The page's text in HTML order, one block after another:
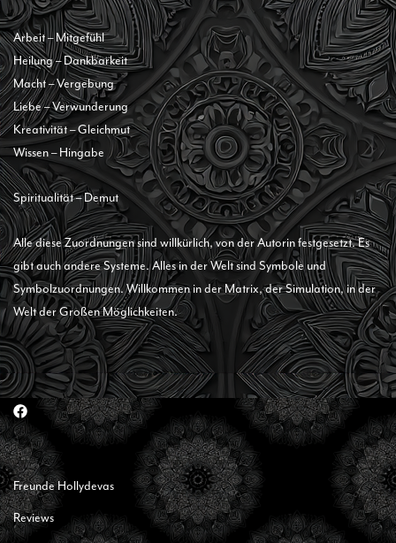
Arbeit – Mitgefühl
Heilung – Dankbarkeit
Macht – Vergebung
Liebe – Verwunderung
Kreativität – Gleichmut
Wissen – Hingabe
Spiritualität – Demut
Alle diese Zuordnungen sind willkürlich, von der Autorin festgesetzt. Es
gibt auch andere Systeme. Alles in der Welt sind Symbole und
Symbolzuordnungen. Willkommen in der Matrix, der Simulation, in der
Welt der Großen Möglichkeiten.
Freunde Hollydevas
Reviews